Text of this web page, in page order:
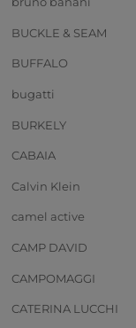
BUCKLE & SEAM
BUFFALO
bugatti
BURKELY
CABAIA
Calvin Klein
camel active
CAMP DAVID
CAMPOMAGGI
CATERINA LUCCHI